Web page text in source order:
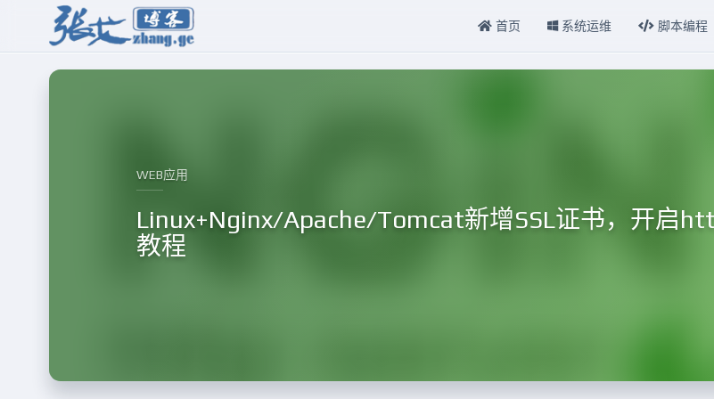
首页 系统运维 脚本编程
WEB应用
Linux+Nginx/Apache/Tomcat新增SSL证书，开启
教程